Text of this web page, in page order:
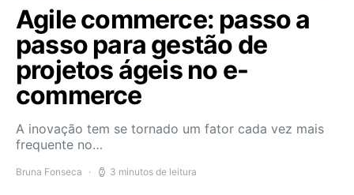
Agile commerce: passo a
passo para gestão de
projetos ágeis no e-
commerce
A inovação tem se tornado um fator cada vez mais
frequente no…
Bruna Fonseca 3 minutos de leitura